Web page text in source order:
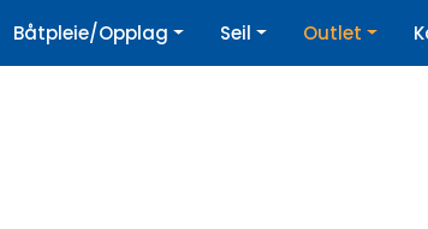
| Nyhetsbrev
Båtpleie/Opplag Seil Outlet